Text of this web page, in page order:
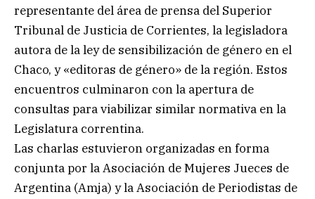
representante del área de prensa del Superior
Tribunal de Justicia de Corrientes, la legisladora
autora de la ley de sensibilización de género en el
Chaco, y «editoras de género» de la región. Estos
encuentros culminaron con la apertura de
consultas para viabilizar similar normativa en la
Legislatura correntina.
Las charlas estuvieron organizadas en forma
conjunta por la Asociación de Mujeres Jueces de
Argentina (Amja) y la Asociación de Periodistas de